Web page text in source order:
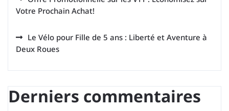
Votre Prochain Achat!
Le Vélo pour Fille de 5 ans : Liberté et Aventure à
Deux Roues
Derniers commentaires